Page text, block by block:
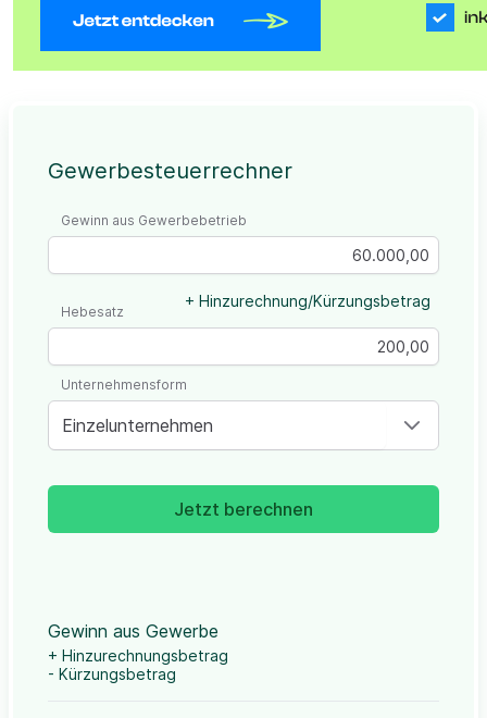
Gewerbesteuerrechner
Gewinn aus Gewerbebetrieb
+ Hinzurechnung/Kürzungsbetrag
Hebesatz
Einzelunternehmen
Unternehmensform
Jetzt berechnen
Gewinn aus Gewerbe
+ Hinzurechnungsbetrag
- Kürzungsbetrag